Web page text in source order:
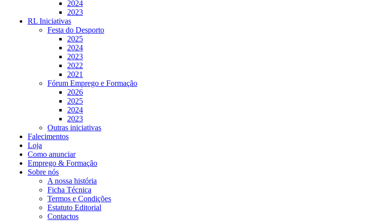
2024
2023
RL Iniciativas
Festa do Desporto
2025
2024
2023
2022
2021
Fórum Emprego e Formação
2026
2025
2024
2023
Outras iniciativas
Falecimentos
Loja
Como anunciar
Emprego & Formação
Sobre nós
A nossa história
Ficha Técnica
Termos e Condições
Estatuto Editorial
Contactos